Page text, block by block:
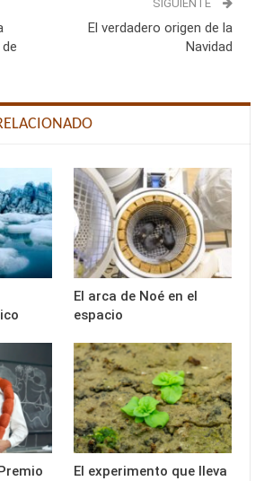
SIGUIENTE
El verdadero origen de la
Navidad
El arca de Noé en el
espacio
El experimento que lleva